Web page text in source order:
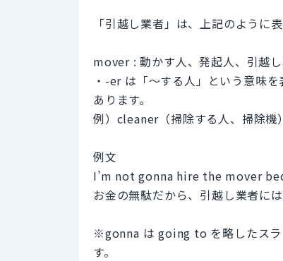
「引越し業者」は、上記のように表
mover : 動かす人、発起人、引越し
・-er は「〜する人」という意味
あります。
例）cleaner（掃除する人、掃除機）
例文
I’m not gonna hire the mover
お金の無駄だから、引越し業者には
※gonna は going to を略したスラ
す。